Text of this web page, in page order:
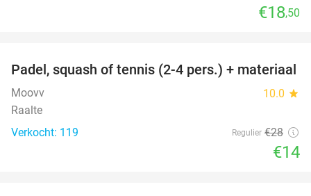
€18,50
50%
Padel, squash of tennis (2-4 pers.) + materiaal
Moovv 10.0 star
Raalte
Verkocht: 119
Regulier €28
€14